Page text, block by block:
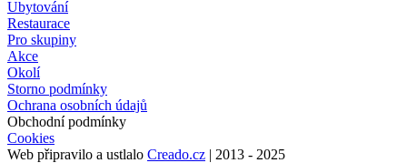
Ubytování
Restaurace
Pro skupiny
Akce
Okolí
Storno podmínky
Ochrana osobních údajů
Obchodní podmínky
Cookies
Web připravilo a ustlalo Creado.cz | 2013 - 2025